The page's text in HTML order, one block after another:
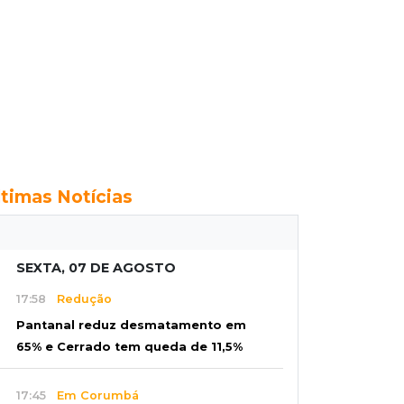
Notícias
SEXTA, 07 DE AGOSTO
17:58 Redução
Pantanal reduz desmatamento em
65% e Cerrado tem queda de 11,5%
17:45 Em Corumbá